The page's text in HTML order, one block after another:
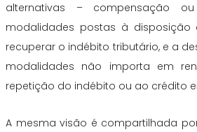
alternativas – compensação ou
modalidades postas à disposição
recuperar o indébito tributário, e a
modalidades não importa em
repetição do indébito ou ao crédito
A mesma visão é compartilhada